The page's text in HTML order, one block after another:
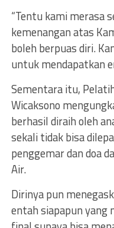
“Tentu kami merasa
kemenangan atas
boleh berpuas diri.
untuk mendapatkan
Sementara itu,
Wicaksono
berhasil diraih oleh
sekali tidak bisa
penggemar dan doa
Air.
Dirinya pun
entah siapapun yang